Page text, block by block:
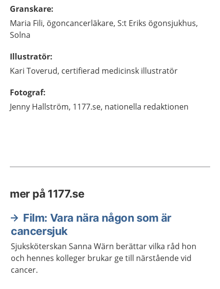
Granskare:
Maria Fili, ögoncancerläkare, S:t Eriks ögonsjukhus,
Solna
Illustratör:
Kari Toverud, certifierad medicinsk illustratör
Fotograf:
Jenny Hallström, 1177.se, nationella redaktionen
mer på 1177.se
Film: Vara nära någon som är
cancersjuk
Sjuksköterskan Sanna Wärn berättar vilka råd hon
och hennes kolleger brukar ge till närstående vid
cancer.